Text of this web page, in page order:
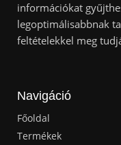
információkat
legoptimálisabbnak
feltételekkel meg
Navigáció
Főoldal
Termékek